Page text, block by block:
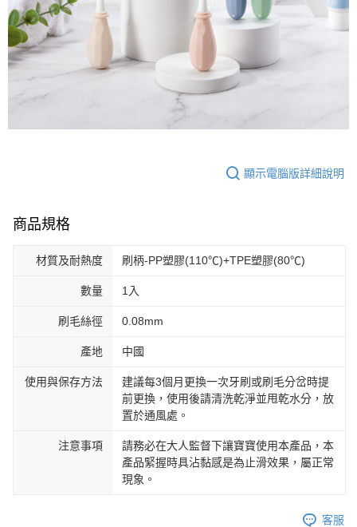
顯示電腦版詳細說明
商品規格
材質及耐熱度 刷柄-PP塑膠(110℃)+TPE塑膠(80℃)
數量 1入
刷毛絲徑 0.08mm
產地 中國
使用與保存方法
建議每3個月更換一次牙刷或刷毛分岔時提
前更換，使用後請清洗乾淨並甩乾水分，放
置於通風處。
注意事項
請務必在大人監督下讓寶寶使用本產品，本
產品緊握時具沾黏感是為止滑效果，屬正常
現象。
客服